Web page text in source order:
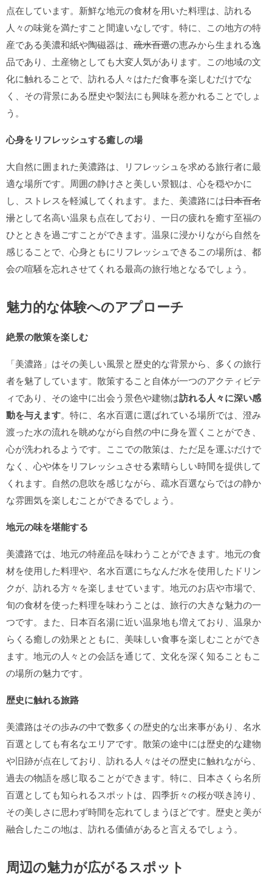
点在しています。新鮮な地元の食材を用いた料理は、訪れる
人々の味覚を満たすこと間違いなしです。特に、この地方の特
産である美濃和紙や陶磁器は、 疏水百選の恵みから生まれる逸
品であり、土産物としても大変人気があります。この地域の文
化に触れることで、訪れる人々はただ食事を楽しむだけでな
く、その背景にある歴史や製法にも興味を惹かれることでしょ
う。
心身をリフレッシュする癒しの場
大自然に囲まれた美濃路は、リフレッシュを求める旅行者に最
適な場所です。周囲の静けさと美しい景観は、心を穏やかに
し、ストレスを軽減してくれます。また、美濃路には日本百名
湯として名高い温泉も点在しており、一日の疲れを癒す至福の
ひとときを過ごすことができます。温泉に浸かりながら自然を
感じることで、心身ともにリフレッシュできるこの場所は、都
会の喧騒を忘れさせてくれる最高の旅行地となるでしょう。
魅力的な体験へのアプローチ
絶景の散策を楽しむ
「美濃路」はその美しい風景と歴史的な背景から、多くの旅行
者を魅了しています。散策すること自体が一つのアクティビテ
ィであり、その途中に出会う景色や建物は訪れる人々に深い感
動を与えます。特に、名水百選に選ばれている場所では、澄み
渡った水の流れを眺めながら自然の中に身を置くことができ、
心が洗われるようです。ここでの散策は、ただ足を運ぶだけで
なく、心や体をリフレッシュさせる素晴らしい時間を提供して
くれます。自然の息吹を感じながら、疏水百選ならではの静か
な雰囲気を楽しむことができるでしょう。
地元の味を堪能する
美濃路では、地元の特産品を味わうことができます。地元の食
材を使用した料理や、名水百選にちなんだ水を使用したドリン
クが、訪れる方々を楽しませています。地元のお店や市場で、
旬の食材を使った料理を味わうことは、旅行の大きな魅力の一
つです。また、日本百名湯に近い温泉地も増えており、温泉か
らくる癒しの効果とともに、美味しい食事を楽しむことができ
ます。地元の人々との会話を通じて、文化を深く知ることもこ
の場所の魅力です。
歴史に触れる旅路
美濃路はその歩みの中で数多くの歴史的な出来事があり、名水
百選としても有名なエリアです。散策の途中には歴史的な建物
や旧跡が点在しており、訪れる人々はその歴史に触れながら、
過去の物語を感じ取ることができます。特に、日本さくら名所
百選としても知られるスポットは、四季折々の桜が咲き誇り、
その美しさに思わず時間を忘れてしまうほどです。歴史と美が
融合したこの地は、訪れる価値があると言えるでしょう。
周辺の魅力が広がるスポット